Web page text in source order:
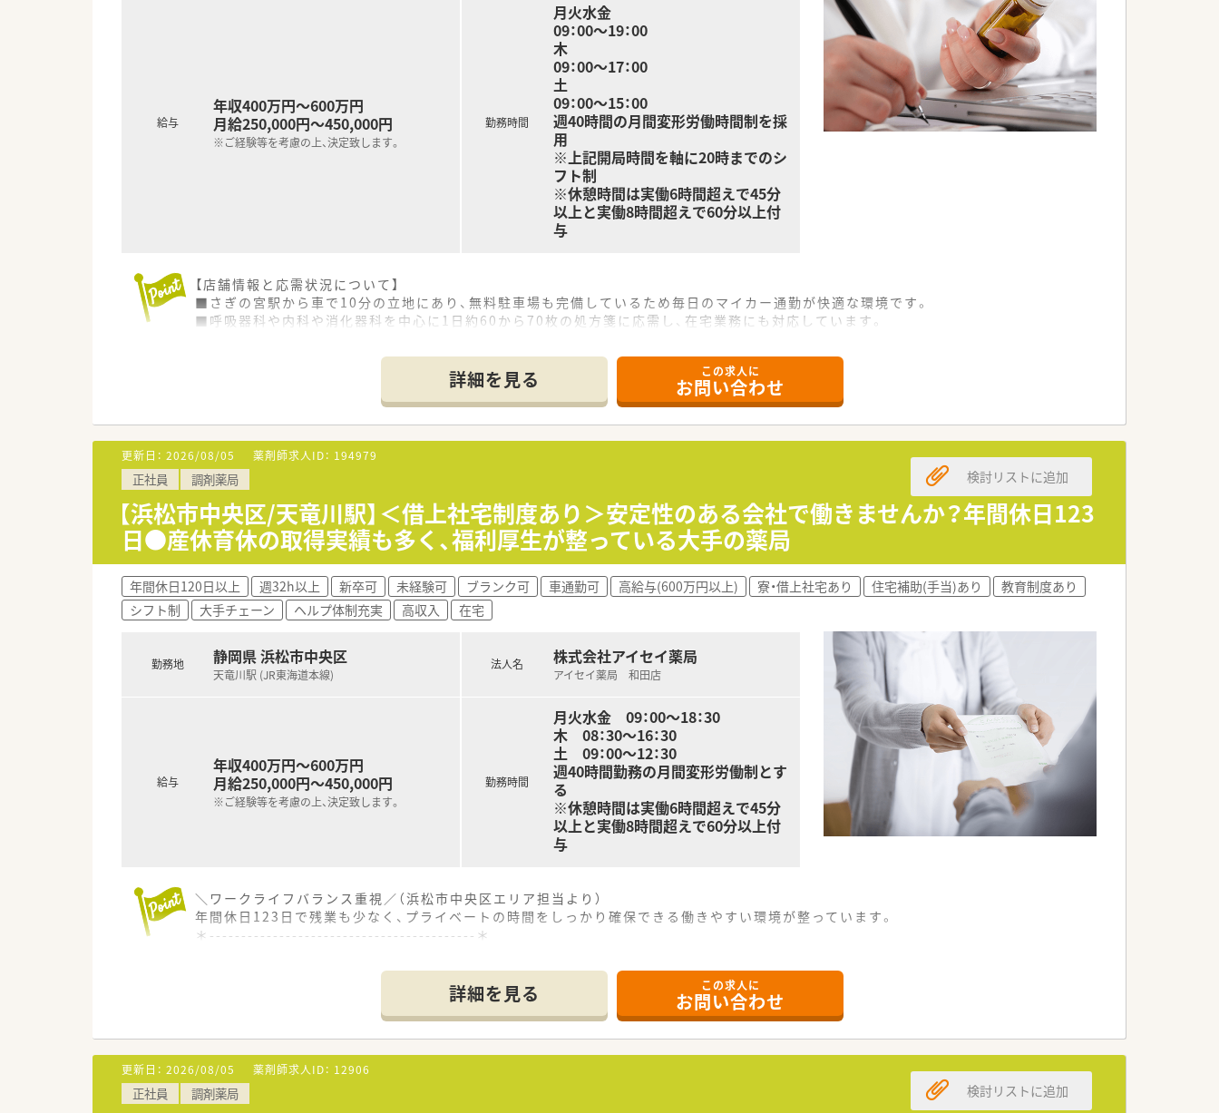
給与
年収400万円～600万円
月給250,000円～450,000円
※ご経験等を考慮の上、決定致します。
勤務時間
月火水金
09：00～19：00
木
09：00～17：00
土
09：00～15：00
週40時間の月間変形労働時間制を採
用
※上記開局時間を軸に20時までのシ
フト制
※休憩時間は実働6時間超えで45分
以上と実働8時間超えで60分以上付
与
【店舗情報と応需状況について】
■さぎの宮駅から車で10分の立地にあり、無料駐車場も完備しているため毎日のマイカー通勤が快適な環境です。
■呼吸器科や内科や消化器科を中心に1日約60から70枚の処方箋に応需し、在宅業務にも対応しています。
■給与はご経験やスキルを考慮のうえ年収400万円から600万円の範囲で決定され、毎年の昇給制度が設けられています。
■年間休日は123日確保されており、シフト調整により夏季や年末年始に長期連休を取得できる場合もあるなど休みが充実です。
■借上社宅制度やインフルエンザ補助制度など、多彩な福利厚生が用意されており生活面でのサポートも万全な体制です。
【職場環境と雰囲気】
■優しくふんわりとした雰囲気の職場であり、過度なノルマなどもなくノビノビと成長できる非常に働きやすい社風です。
■中途入社者の多くが職場の雰囲気の良さを入社の決め手にしており、人材定着率は97パーセントと高水準を誇ります。
■自動監査システムや自動混注器などの最新技術を順次導入しており、業務負担を軽減し服薬指導に注力できる環境です。
詳細を見る この求人に
お問い合わせ
更新日： 2026/08/05 薬剤師求人ID： 194979
正社員 調剤薬局
【浜松市中央区/天竜川駅】＜借上社宅制度あり＞安定性のある会社で働きませんか？年間休日123
日●産休育休の取得実績も多く、福利厚生が整っている大手の薬局
検討リストに追加
年間休日120日以上 週32h以上 新卒可 未経験可 ブランク可 車通勤可 高給与(600万円以上) 寮・借上社宅あり 住宅補助(手当)あり
教育制度あり
シフト制
大手チェーン ヘルプ体制充実 高収入 在宅
勤務地 静岡県 浜松市中央区
天竜川駅 (JR東海道本線)
給与
年収400万円～600万円
月給250,000円～450,000円
※ご経験等を考慮の上、決定致します。
法人名 株式会社アイセイ薬局
アイセイ薬局 和田店
勤務時間
月火水金 09：00～18：30
木 08：30～16：30
土 09：00～12：30
週40時間勤務の月間変形労働制とす
る
※休憩時間は実働6時間超えで45分
以上と実働8時間超えで60分以上付
与
＼ワークライフバランス重視／（浜松市中央区エリア担当より）
年間休日123日で残業も少なく、プライベートの時間をしっかり確保できる働きやすい環境が整っています。
＊------------------------------------------＊
【店舗情報と応需状況について】
■最寄り駅の天竜川駅から車で約6分ほどの場所に位置しており、マイカーでの通勤が便利な職場環境です。
■門前のクリニックから主に内科と循環器科の処方箋を応需しており、1日あたりの応需枚数は40～50枚です。
■薬剤師は2名体制で、医療事務スタッフも1名在籍しているため、協力しながら業務を進めていけます。
【募集背景と求める人物像について】
■今回の募集は欠員補充が主な目的となっており、地域医療に貢献したいという意欲のある方を求めています。
■地域連携薬局の薬剤師として日々の業務に意欲的に取り組める方を歓迎しており、長期的な活躍を期待しています。
詳細を見る この求人に
お問い合わせ
更新日： 2026/08/05 薬剤師求人ID： 12906
正社員 調剤薬局 検討リストに追加